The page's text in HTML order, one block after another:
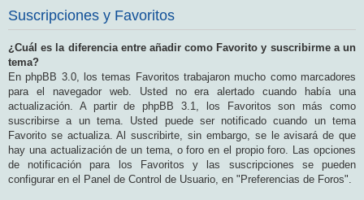
Suscripciones y Favoritos
¿Cuál es la diferencia entre añadir como Favorito y suscribirme a un
tema?
En phpBB 3.0, los temas Favoritos trabajaron mucho como marcadores
para el navegador web. Usted no era alertado cuando había una
actualización. A partir de phpBB 3.1, los Favoritos son más como
suscribirse a un tema. Usted puede ser notificado cuando un tema
Favorito se actualiza. Al suscribirte, sin embargo, se le avisará de que
hay una actualización de un tema, o foro en el propio foro. Las opciones
de notificación para los Favoritos y las suscripciones se pueden
configurar en el Panel de Control de Usuario, en "Preferencias de Foros".